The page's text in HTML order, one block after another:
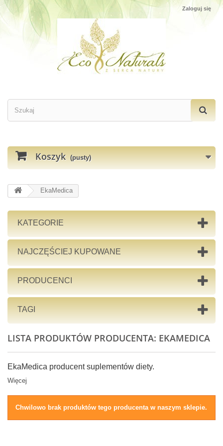
Zaloguj się
Koszyk (pusty)
EkaMedica
KATEGORIE
NAJCZĘŚCIEJ KUPOWANE
PRODUCENCI
TAGI
LISTA PRODUKTÓW PRODUCENTA: EKAMEDICA
EkaMedica producent suplementów diety.
Więcej
Chwilowo brak produktów tego producenta w naszym sklepie.